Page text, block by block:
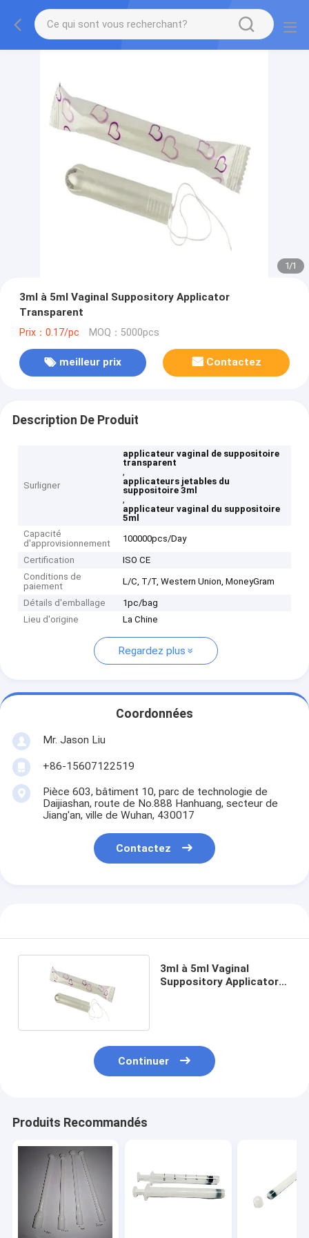
1/1
3ml à 5ml Vaginal Suppository Applicator
Transparent
Prix：0.17/pc MOQ：5000pcs
meilleur prix Contactez
Description De Produit
Surligner
applicateur vaginal de suppositoire
transparent
,
applicateurs jetables du
suppositoire 3ml
,
applicateur vaginal du suppositoire
5ml
Capacité
d'approvisionnement
100000pcs/Day
Certification
ISO CE
Conditions de
paiement
L/C, T/T, Western Union, MoneyGram
Détails d'emballage
1pc/bag
Lieu d'origine
La Chine
Regardez plus
Coordonnées
Mr. Jason Liu
+86-15607122519
Pièce 603, bâtiment 10, parc de technologie de
Daijiashan, route de No.888 Hanhuang, secteur de
Jiang'an, ville de Wuhan, 430017
Contactez
3ml à 5ml Vaginal
Suppository Applicator
Continuer
Produits Recommandés